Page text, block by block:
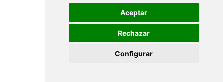
Aceptar
Rechazar
Configurar